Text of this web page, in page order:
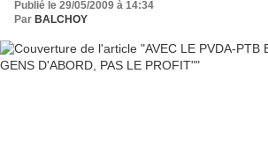
Publié le 29/05/2009 à 14:34
Par BALCHOY